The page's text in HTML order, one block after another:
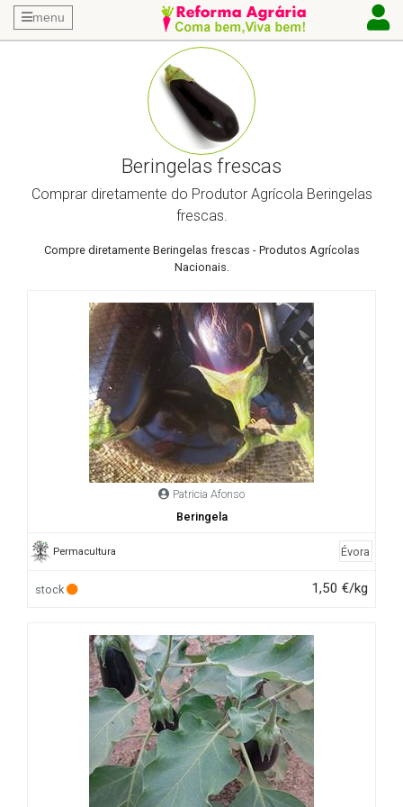
menu
Beringelas frescas
Comprar diretamente do Produtor Agrícola Beringelas
frescas.
Compre diretamente Beringelas frescas - Produtos Agrícolas
Nacionais.
Patricia Afonso
Beringela
Permacultura Évora
stock 1,50 €/kg